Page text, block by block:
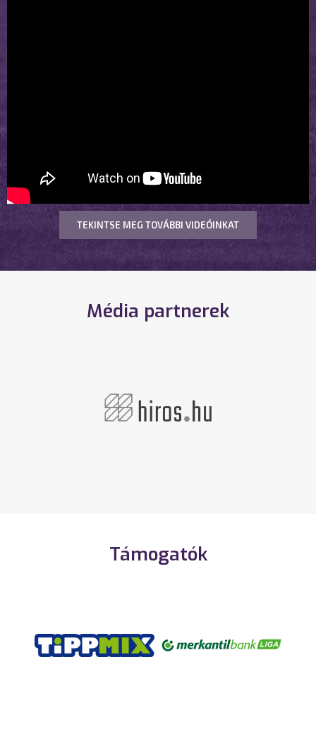
TEKINTSE MEG TOVÁBBI VIDEÓINKAT
Média partnerek
Támogatók